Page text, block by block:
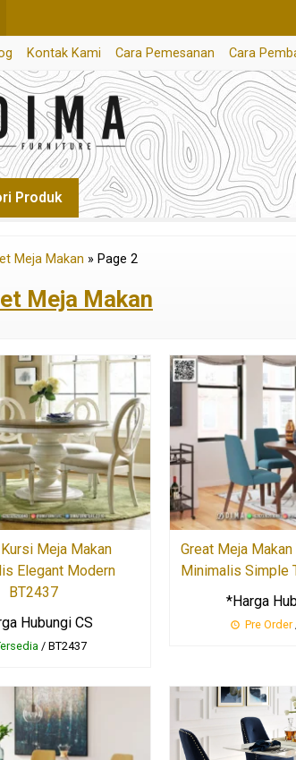
Kontak Kami Cara Pemesanan Cara
Produk
Meja Makan » Page 2
Meja Makan
Meja Makan
Elegant Modern
BT2437
Hubungi CS
/ BT2437
Great Meja
Minimalis Simple
*Harga
Pre Order